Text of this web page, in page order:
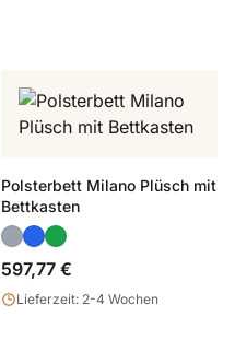
Polsterbett Milano Plüsch mit
Bettkasten
597,77 €
Lieferzeit: 2-4 Wochen